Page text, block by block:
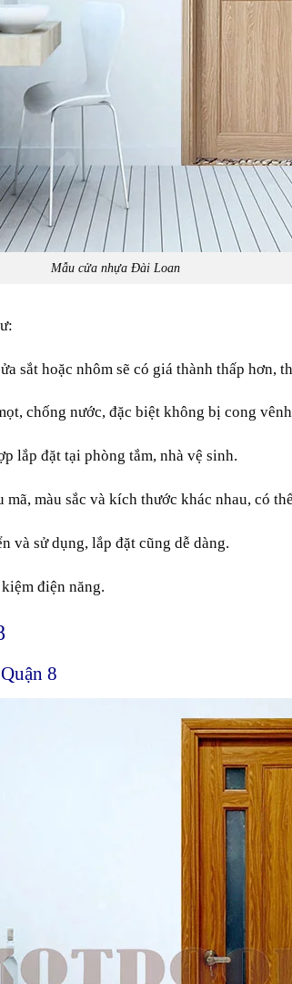
Mẫu cửa nhựa Đài Loan
sắthoặc nhôm sẽ có giá thành thấp hơn,
chống nước, đặc biệtkhông bị cong
lắp đặt tạiphòng tắm, nhà vệ sinh.
mã, màu sắc và kích thước khác nhau, có
và sử dụng, lắp đặtcũng dễ dàng.
điện năng.
8